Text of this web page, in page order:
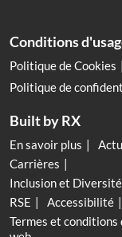
Conditions
Politique de Cookies
Politique de
Built by RX
En savoir plus
Carrières
Inclusion et Diversité
RSE
Accessibilité
Termes et conditions